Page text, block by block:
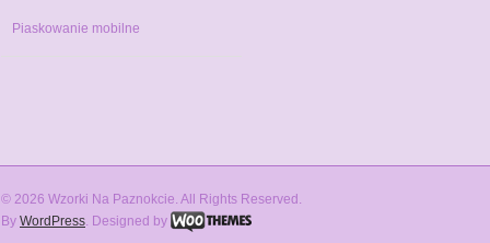
Piaskowanie mobilne
© 2026 Wzorki Na Paznokcie. All Rights Reserved.
By WordPress. Designed by